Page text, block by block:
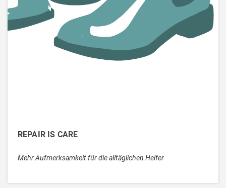
REPAIR IS CARE
Mehr Aufmerksamkeit für die alltäglichen Helfer